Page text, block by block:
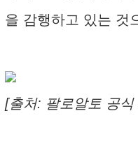
을 감행하고 있는 것
[출처: 팔로알토 공